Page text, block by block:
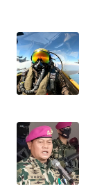
WN
NIAS
WN
LANGKAT
WN
TAPANULI
SELATAN